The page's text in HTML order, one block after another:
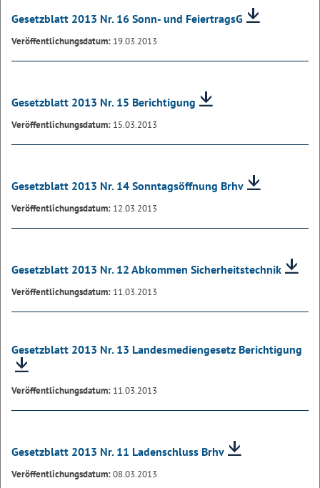
Gesetzblatt 2013 Nr. 16 Sonn- und FeiertragsG
Veröffentlichungsdatum: 19.03.2013
Gesetzblatt 2013 Nr. 15 Berichtigung
Veröffentlichungsdatum: 15.03.2013
Gesetzblatt 2013 Nr. 14 Sonntagsöffnung Brhv
Veröffentlichungsdatum: 12.03.2013
Gesetzblatt 2013 Nr. 12 Abkommen Sicherheitstechnik
Veröffentlichungsdatum: 11.03.2013
Gesetzblatt 2013 Nr. 13 Landesmediengesetz Berichtigung
Veröffentlichungsdatum: 11.03.2013
Gesetzblatt 2013 Nr. 11 Ladenschluss Brhv
Veröffentlichungsdatum:08.03.2013